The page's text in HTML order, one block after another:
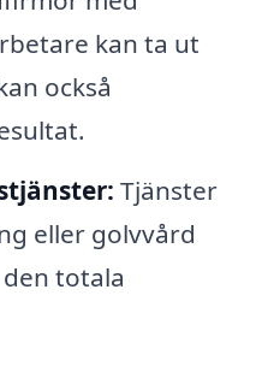
kan ta ut
också
Tjänster
eller golvvård
totala